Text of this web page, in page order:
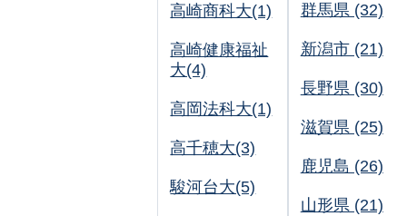
高崎商科大(1)
高崎健康福祉
大(4)
高岡法科大(1)
高千穂大(3)
駿河台大(5)
群馬県 (32)
新潟市 (21)
長野県 (30)
滋賀県 (25)
鹿児島 (26)
山形県 (21)